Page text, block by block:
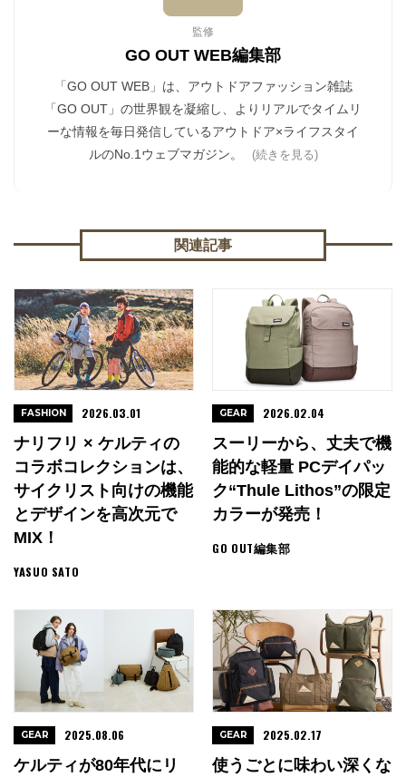
監修
GO OUT WEB編集部
「GO OUT WEB」は、アウトドアファッション雑誌
「GO OUT」の世界観を凝縮し、よりリアルでタイムリ
ーな情報を毎日発信しているアウトドア×ライフスタイ
ルのNo.1ウェブマガジン。
(続きを見る)
関連記事
ナリフリ × ケルティの
コラボコレクションは、
サイクリスト向けの機能
とデザインを高次元で
MIX！
YASUO SATO
FASHION 2026.03.01
スーリーから、丈夫で機
能的な軽量 PCデイパッ
ク“Thule Lithos”の限定
カラーが発売！
GO OUT編集部
GEAR 2026.02.04
ケルティが80年代にリ
GEAR 2025.08.06
使うごとに味わい深くな
GEAR 2025.02.17